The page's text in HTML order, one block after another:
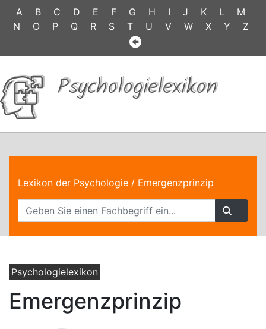
A B C D E F G H I J K L
M
N
O P Q R S T U V W X Y Z
Psychologielexikon
Lexikon der Psychologie / Emergenzprinzip
Psychologielexikon
Emergenzprinzip